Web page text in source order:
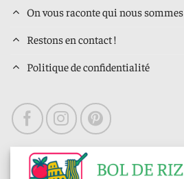
On vous raconte qui nous sommes
Restons en contact !
Politique de confidentialité